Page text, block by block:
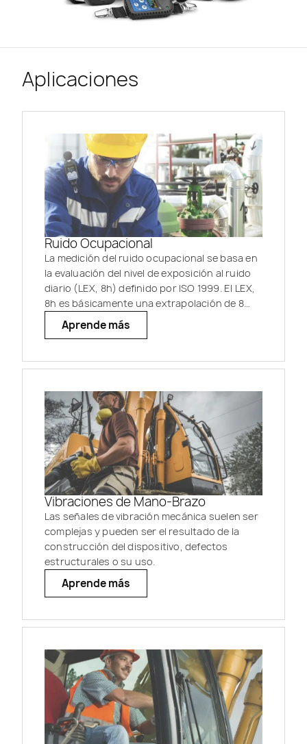
Aplicaciones
Ruido Ocupacional
La medición del ruido ocupacional se basa en
la evaluación del nivel de exposición al ruido
diario (LEX, 8h) definido por ISO 1999. El LEX,
8h es básicamente una extrapolación de 8
horas de LAeq medido sobre las horas de
trabajo.
Aprende más
Vibraciones de Mano-Brazo
Las señales de vibración mecánica suelen ser
complejas y pueden ser el resultado de la
construcción del dispositivo, defectos
estructurales o su uso.
Aprende más